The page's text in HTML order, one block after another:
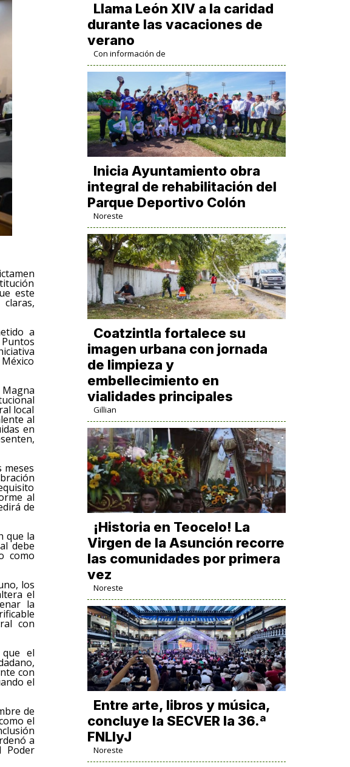
este
a
local
al
en
al
de
que la
debe
como
los
el
la
con
el
con
el
de
el
a
Poder
Llama León XIV a la caridad
durante las vacaciones de
verano
Con información de
Inicia Ayuntamiento obra
integral de rehabilitación del
Parque Deportivo Colón
Noreste
Coatzintla fortalece su
imagen urbana con jornada
de limpieza y
embellecimiento en
vialidades principales
Gillian
​¡Historia en Teocelo! La
Virgen de la Asunción recorre
las comunidades por primera
vez
Noreste
Entre arte, libros y música,
concluye la SECVER la 36.ª
FNLIyJ
Noreste